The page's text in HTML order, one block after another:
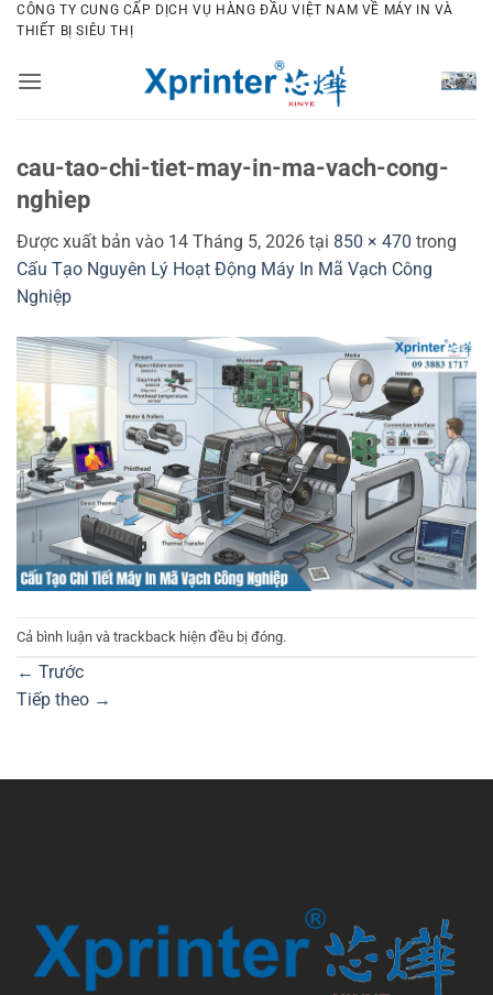
Bỏ
qua
dung
CÔNG TY CUNG CẤP DỊCH VỤ HÀNG ĐẦU VIỆT NAM VỀ MÁY IN VÀ
THIẾT BỊ SIÊU THỊ
cau-tao-chi-tiet-may-in-ma-vach-cong-
nghiep
Được xuất bản vào 14 Tháng 5, 2026 tại 850 × 470 trong
Cấu Tạo Nguyên Lý Hoạt Động Máy In Mã Vạch Công
Nghiệp
Cả bình luận và trackback hiện đều bị đóng.
← Trước
Tiếp theo →